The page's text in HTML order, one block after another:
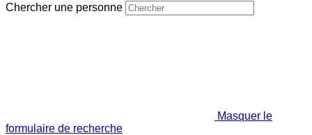
Chercher une personne
Masquer le
formulaire de recherche